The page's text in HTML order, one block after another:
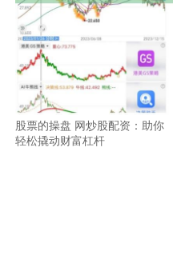
股票的操盘 网炒股配资：助你
轻松撬动财富杠杆